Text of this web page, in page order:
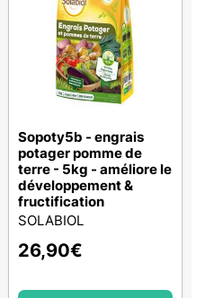
Sopoty5b - engrais
potager pomme de
terre - 5kg - améliore le
développement &
fructification
SOLABIOL
26,90€